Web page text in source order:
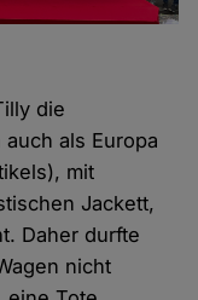
die
als Europa
mit
Jackett,
Daher durfte
nicht